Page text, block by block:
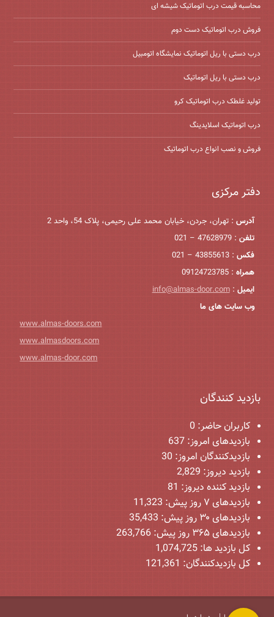
محاسبه قیمت درب اتوماتیک شیشه ‌ای
فروش درب اتوماتیک دست دوم
درب دستی با ریل اتوماتیک نمایشگاه اتومبیل
درب دستی با ریل اتوماتیک
تولید غلطک درب اتوماتیک کرو
درب اتوماتیک اسلایدینگ
فروش و نصب انواع درب اتوماتیک
دفتر مرکزی
آدرس : تهران، جردن، خیابان محمد علی رحیمی، پلاک 54، واحد 2
تلفن : 47628979 – 021
فکس : 43855613 – 021
همراه : 09124723785
ایمیل :
info@almas-door.com
وب سایت های ما
www.almas-doors.com
www.almasdoors.com
www.almas-door.com
بازدید کنندگان
کاربران حاضر: 0
بازدیدهای امروز:637
بازدیدکنندگان امروز: 30
بازدید دیروز: 2,829
بازدید کننده دیروز: 81
بازدیدهای ۷ روز پیش:
11,323
بازدیدهای ۳۰ روز پیش:
35,433
بازدیدهای ۳۶۵ روز پیش:
263,766
کل بازدید ها:1,074,725
کل بازدیدکنند‌گان: 121,361